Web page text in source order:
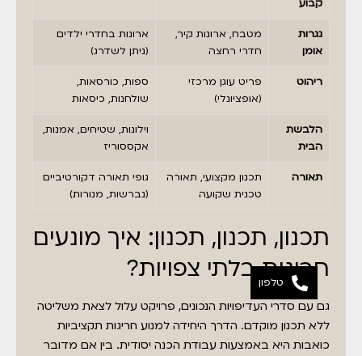
קבוע
נגרות
אומן
מטבח, ארונות קיר,
חדרי רחצה
ארונות בחדרי ילדים
(ניתן לשדרג)
ריהוט
פריט עוגן מרכזי
(אופציונלי)
ספות, כורסאות,
שולחנות, כיסאות
הלבשת
הבית
וילונות, שטיחים, אמנות,
אקססוריז
תאורה
תכנון מקצועי, תאורה
טכנית שקועה
גופי תאורה דקורטיביים
(נברשות, מנורות)
תכנון, תכנון, תכנון: איך מונעים
חריגות בלתי צפויות?
גם עם סדרי העדיפויות הנכונים, פרויקט עלול לצאת משליטה
ללא תכנון מוקדם. הדרך היחידה למנוע חריגות תקציביות
כואבות היא באמצעות עבודת הכנה יסודית. בין אם מדובר
טלפון